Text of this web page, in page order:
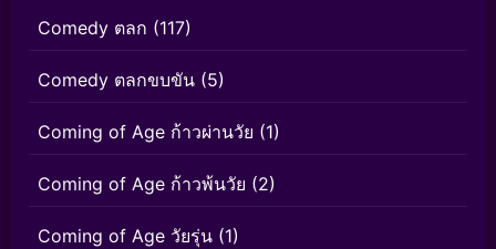
Comedy ตลก (117)
Comedy ตลกขบขัน (5)
Coming of Age ก้าวผ่านวัย (1)
Coming of Age ก้าวพ้นวัย (2)
Coming of Age วัยรุ่น (1)